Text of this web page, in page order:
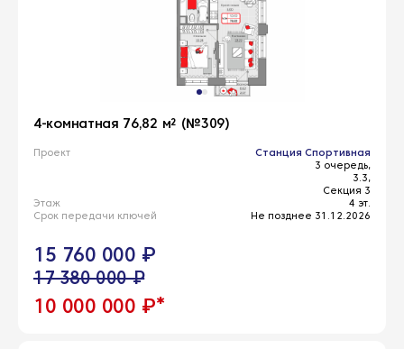
4-комнатная 76,82 м² (№309)
Проект
Станция Спортивная
3 очередь,
3.3,
Секция 3
Этаж
4 эт.
Срок передачи ключей
Не позднее 31.12.2026
15 760 000 ₽
17 380 000 ₽
10 000 000 ₽*